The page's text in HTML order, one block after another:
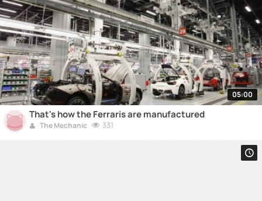
05:00
That's how the Ferraris are manufactured
The Mechanic 331